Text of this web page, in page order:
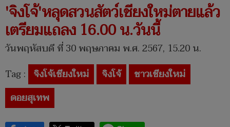
'จิงโจ้'หลุดสวนสัตว์เชียงใหม่ตายแล้ว
เตรียมแถลง 16.00 น.วันนี้
วันพฤหัสบดี ที่ 30 พฤษภาคม พ.ศ. 2567, 15.20 น.
Tag : จิงโจ้เชียงใหม่ จิงโจ้
ชาวเชียงใหม่
ดอยสุเทพ